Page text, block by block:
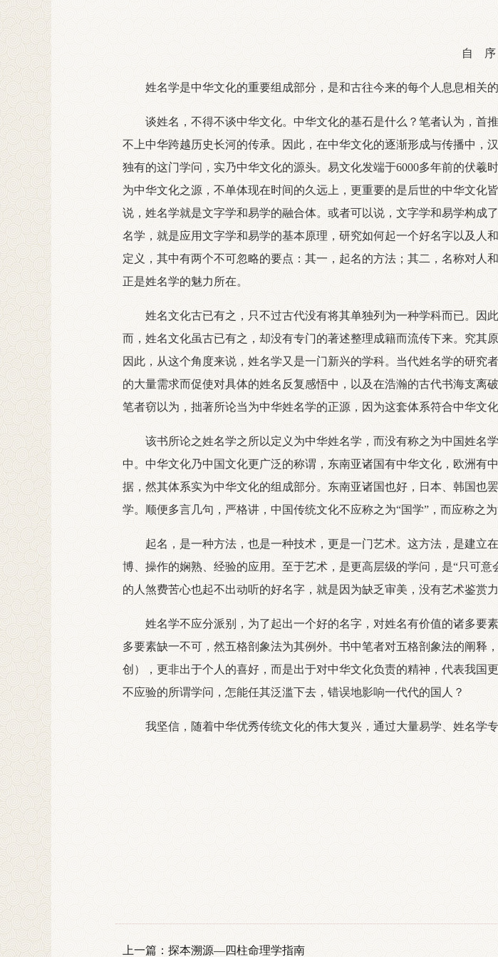
自 序
姓名学是中华文化的重要组成部分，是和古往今来的每个人息息相关的
谈姓名，不得不谈中华文化。中华文化的基石是什么？笔者认为，首
不上中华跨越历史长河的传承。因此，在中华文化的逐渐形成与传播中，
独有的这门学问，实乃中华文化的源头。易文化发端于6000多年前的伏羲
为中华文化之源，不单体现在时间的久远上，更重要的是后世的中华文化
说，姓名学就是文字学和易学的融合体。或者可以说，文字学和易学构成
名学，就是应用文字学和易学的基本原理，研究如何起一个好名字以及人
定义，其中有两个不可忽略的要点：其一，起名的方法；其二，名称对人
正是姓名学的魅力所在。
姓名文化古已有之，只不过古代没有将其单独列为一种学科而已。因
而，姓名文化虽古已有之，却没有专门的著述整理成籍而流传下来。究其
因此，从这个角度来说，姓名学又是一门新兴的学科。当代姓名学的研
的大量需求而促使对具体的姓名反复感悟中，以及在浩瀚的古代书海支离
笔者窃以为，拙著所论当为中华姓名学的正源，因为这套体系符合中华文
该书所论之姓名学之所以定义为中华姓名学，而没有称之为中国姓名
中。中华文化乃中国文化更广泛的称谓，东南亚诸国有中华文化，欧洲有
据，然其体系实为中华文化的组成部分。东南亚诸国也好，日本、韩国也
学。顺便多言几句，严格讲，中国传统文化不应称之为“国学”，而应称之
起名，是一种方法，也是一种技术，更是一门艺术。这方法，是建立
博、操作的娴熟、经验的应用。至于艺术，是更高层级的学问，是“只可
的人煞费苦心也起不出动听的好名字，就是因为缺乏审美，没有艺术鉴赏力
姓名学不应分派别，为了起出一个好的名字，对姓名有价值的诸多要
多要素缺一不可，然五格剖象法为其例外。书中笔者对五格剖象法的阐释
创），更非出于个人的喜好，而是出于对中华文化负责的精神，代表我国
不应验的所谓学问，怎能任其泛滥下去，错误地影响一代代的国人？
我坚信，随着中华优秀传统文化的伟大复兴，通过大量易学、姓名学
上一篇： 探本溯源—四柱命理学指南